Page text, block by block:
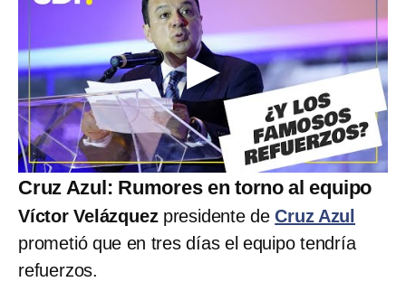
Cruz Azul: Rumores en torno al equipo
Víctor Velázquezpresidente de Cruz Azul
prometió que en tres días el equipo tendría
refuerzos.